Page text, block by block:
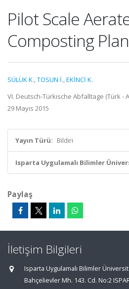
Pilot Scale
Composting
SÜLÜK K.,TOSUN İ.,EKİNCİ K.
VI. Deutsch-Türkische Abfalltage (Türk -
29 Mayıs 2015
Yayın Türü: Bildiri
Isparta Uygulamalı Bilimler
Paylaş
İletişim Bilgileri
Isparta Uygulamalı Bilimler
Bahçelievler Mh. 143. Cd. No:2